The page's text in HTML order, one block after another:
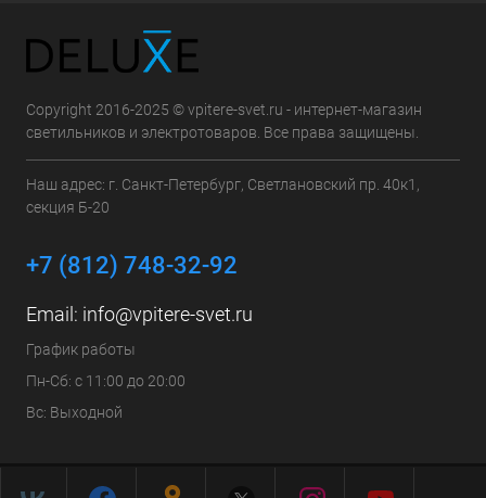
Copyright 2016-2025 © vpitere-svet.ru - интернет-магазин
светильников и электротоваров. Все права защищены.
Наш адрес: г. Санкт-Петербург, Светлановский пр. 40к1,
секция Б-20
+7 (812) 748-32-92
Email: info@vpitere-svet.ru
График работы
Пн-Сб: с 11:00 до 20:00
Вс: Выходной